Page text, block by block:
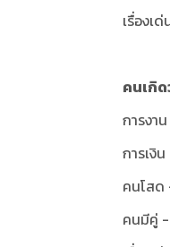
เรื่องเ
คนเกิ
การงา
การเงิ
คนโสด
คนมีคู่ -